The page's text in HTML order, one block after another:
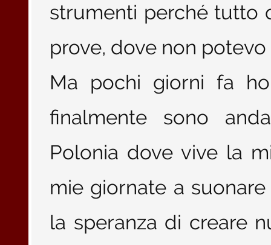
strumenti perché tutto
prove, dove non potevo
Ma pochi giorni fa
finalmente sono
Polonia dove vive la
mie giornate a
la speranza di creare